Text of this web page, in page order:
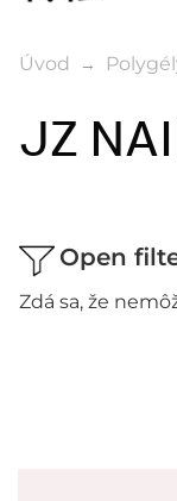
Úvod
JZ
Open
Zdá sa, že